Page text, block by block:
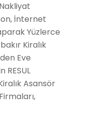
İnternet
Yüzlerce
Kiralık
Eve
RESUL
Asansör